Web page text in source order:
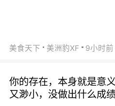
美食天下 美洲豹XF 9小时前
你的存在，本身就是意
又渺小，没做出什么成